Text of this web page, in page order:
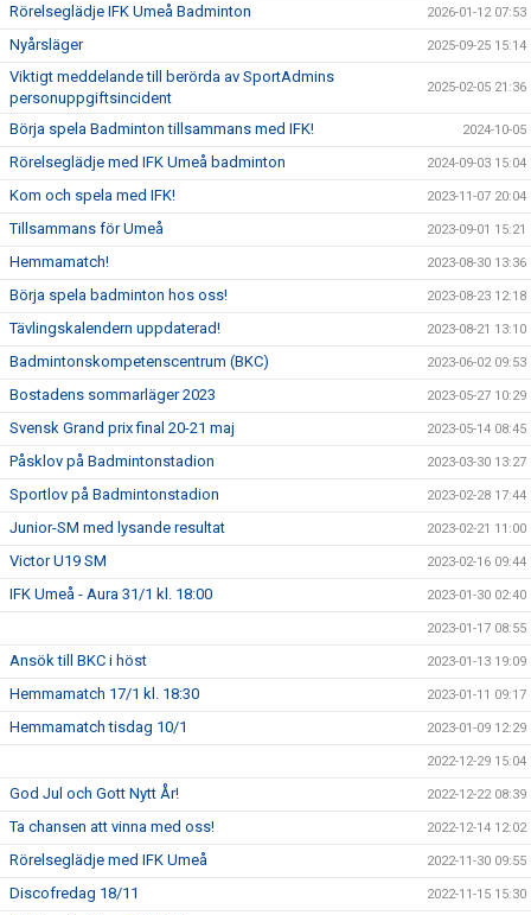
Rörelseglädje IFK Umeå Badminton 2026-01-12 07:53
Nyårsläger 2025-09-25 15:14
Viktigt meddelande till berörda av SportAdmins
personuppgiftsincident
2025-02-05 21:36
Börja spela Badminton tillsammans med IFK! 2024-10-05
Rörelseglädje med IFK Umeå badminton 2024-09-03 15:04
Kom och spela med IFK! 2023-11-07 20:04
Tillsammans för Umeå 2023-09-01 15:21
Hemmamatch! 2023-08-30 13:36
Börja spela badminton hos oss! 2023-08-23 12:18
Tävlingskalendern uppdaterad! 2023-08-21 13:10
Badmintonskompetenscentrum (BKC) 2023-06-02 09:53
Bostadens sommarläger 2023 2023-05-27 10:29
Svensk Grand prix final 20-21 maj 2023-05-14 08:45
Påsklov på Badmintonstadion 2023-03-30 13:27
Sportlov på Badmintonstadion 2023-02-28 17:44
Junior-SM med lysande resultat 2023-02-21 11:00
Victor U19 SM 2023-02-16 09:44
IFK Umeå - Aura 31/1 kl. 18:00 2023-01-30 02:40
2023-01-17 08:55
Ansök till BKC i höst 2023-01-13 19:09
Hemmamatch 17/1 kl. 18:30 2023-01-11 09:17
Hemmamatch tisdag 10/1 2023-01-09 12:29
2022-12-29 15:04
God Jul och Gott Nytt År! 2022-12-22 08:39
Ta chansen att vinna med oss! 2022-12-14 12:02
Rörelseglädje med IFK Umeå 2022-11-30 09:55
Discofredag 18/11 2022-11-15 15:30